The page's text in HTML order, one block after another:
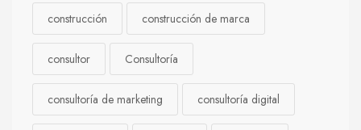
construcción construcción de marca
consultor Consultoría
consultoría de marketing consultoría digital